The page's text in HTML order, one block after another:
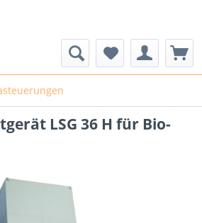
LSG 36 H für Bio-